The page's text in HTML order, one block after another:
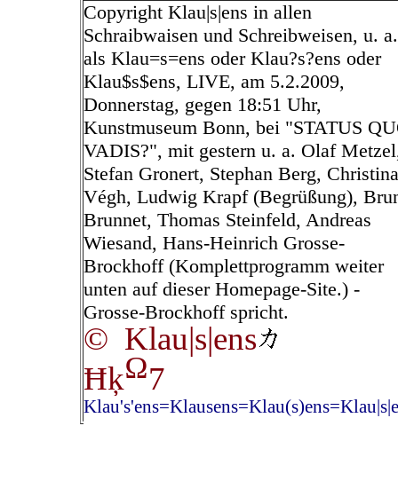
Copyright Klau|s|ens in allen
Schraibwaisen und Schreibweisen, u. a.
als Klau=s=ens oder Klau?s?ens oder
Klau$s$ens, LIVE, am 5.2.2009,
Donnerstag, gegen 18:51 Uhr,
Kunstmuseum Bonn, bei "STATUS
VADIS?", mit gestern u. a. Olaf
Stefan Gronert, Stephan Berg, Christina
Végh, Ludwig Krapf (Begrüßung),
Brunnet, Thomas Steinfeld, Andreas
Wiesand, Hans-Heinrich Grosse-
Brockhoff (Komplettprogramm weiter
unten auf dieser Homepage-Site.) -
Grosse-Brockhoff spricht.
© Klau|s|ens
ĦķΩ7